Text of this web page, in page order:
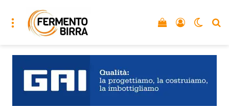
Menu Accedi
Vedi il carrello